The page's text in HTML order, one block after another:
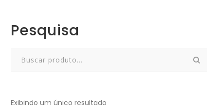
Pesquisa
Exibindo um único resultado